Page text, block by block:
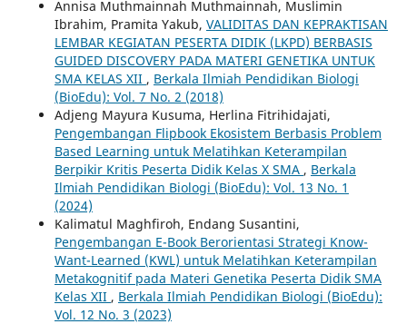
Annisa Muthmainnah Muthmainnah, Muslimin
Ibrahim, Pramita Yakub, VALIDITAS DAN KEPRAKTISAN
LEMBAR KEGIATAN PESERTA DIDIK (LKPD) BERBASIS
GUIDED DISCOVERY PADA MATERI GENETIKA UNTUK
SMA KELAS XII , Berkala Ilmiah Pendidikan Biologi
(BioEdu): Vol. 7 No. 2 (2018)
Adjeng Mayura Kusuma, Herlina Fitrihidajati,
Pengembangan Flipbook Ekosistem Berbasis Problem
Based Learning untuk Melatihkan Keterampilan
Berpikir Kritis Peserta Didik Kelas X SMA , Berkala
Ilmiah Pendidikan Biologi (BioEdu): Vol. 13 No. 1
(2024)
Kalimatul Maghfiroh, Endang Susantini,
Pengembangan E-Book Berorientasi Strategi Know-
Want-Learned (KWL) untuk Melatihkan Keterampilan
Metakognitif pada Materi Genetika Peserta Didik SMA
Kelas XII , Berkala Ilmiah Pendidikan Biologi (BioEdu):
Vol. 12 No. 3 (2023)